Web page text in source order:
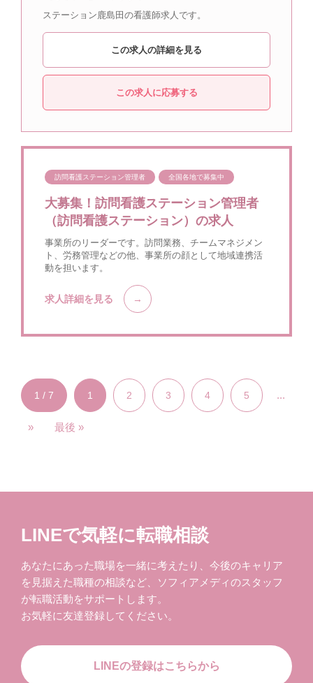
ステーション鹿島田の看護師求人です。
この求人の詳細を見る
この求人に応募する
訪問看護ステーション管理者 全国各地で募集中
大募集！訪問看護ステーション管理者
（訪問看護ステーション）の求人
事業所のリーダーです。訪問業務、チームマネジメン
ト、労務管理などの他、事業所の顔として地域連携活
動を担います。
求人詳細を見る
1 / 7 1 2 3 4 5 ...
» 最後 »
LINEで気軽に転職相談
あなたにあった職場を一緒に考えたり、今後のキャリア
を見据えた職種の相談など、ソフィアメディのスタッフ
が転職活動をサポートします。
お気軽に友達登録してください。
LINEの登録はこちらから